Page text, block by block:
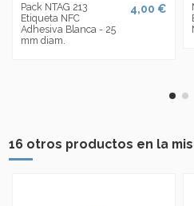
Pack NTAG 213
Etiqueta NFC
Adhesiva Blanca - 25
mm diam.
4,00 €
16 otros productos en la